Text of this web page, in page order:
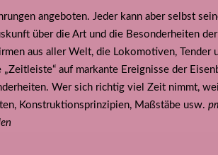
angeboten. Jeder kann aber selbst
über die Art und die Besonderheiten
aus aller Welt, die Lokomotiven, Tender
auf markante Ereignisse der
Wer sich richtig viel Zeit nimmt,
Konstruktionsprinzipien, Maßstäbe usw.